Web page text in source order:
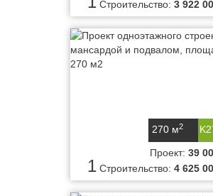
Строительство: 3 922
270 м2
1
Проект: 39
Строительство: 4 625